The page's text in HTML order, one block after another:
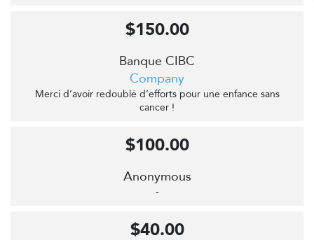
Banque CIBC
Company
Merci d’avoir redoublé d’efforts pour une enfance sans
cancer !
$150.00
Anonymous
-
$100.00
$40.00